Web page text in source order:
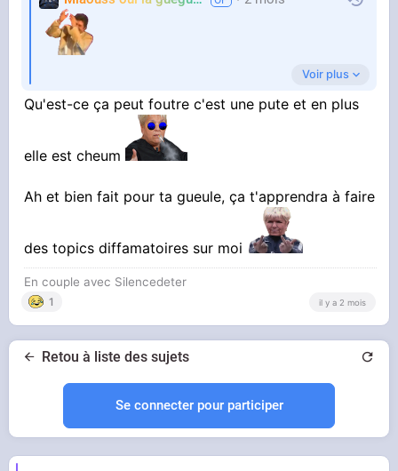
C'était la rappeuse EvE
Jsuis dégoûté
Voir plus
Qu'est-ce ça peut foutre c'est une pute et en plus
elle est cheum
Ah et bien fait pour ta gueule, ça t'apprendra à faire
des topics diffamatoires sur moi
En couple avec Silencedeter
1 il y a 2 mois
Retou à liste des sujets
Se connecter pour participer